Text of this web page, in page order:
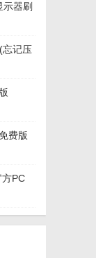
器刷
忘记压
费版
PC